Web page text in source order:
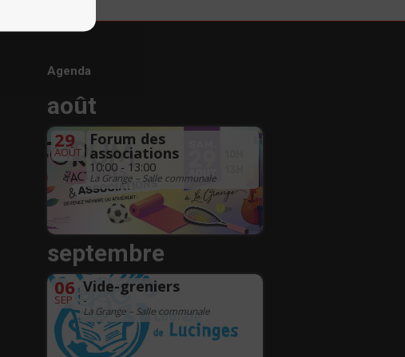
Agenda
août
29
AOÛT
Forum des
associations
10:00 - 13:00
La Grange – Salle communale
septembre
06
SEP
Vide-greniers
-
La Grange – Salle communale